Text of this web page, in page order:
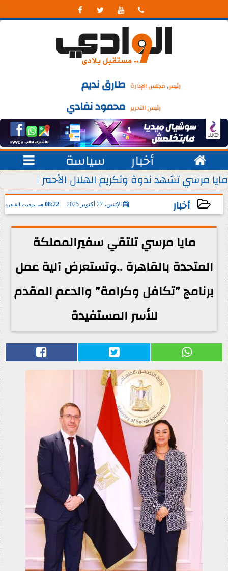
   
رئيس مجلس الإدارة طارق نديم
رئيس التحرير محمود نفادي
 أخبار سياسة 
يوليو من كل عام
مايا مرسي تشهد ندوة وتكريم الهلال الأحمر
أخبار الإثنين، 27 أكتوبر 2025 08:22 مـ بتوقيت القاهرة
2025-10-27 20:22:33
مايا مرسي تلتقي سفيرالمملكة
المتحدة بالقاهرة ..وتستعرض آلية عمل
برنامج ”تكافل وكرامة” والدعم المقدم
للأسر المستفيدة